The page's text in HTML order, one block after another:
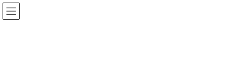
コ
ン
ナ
ビ